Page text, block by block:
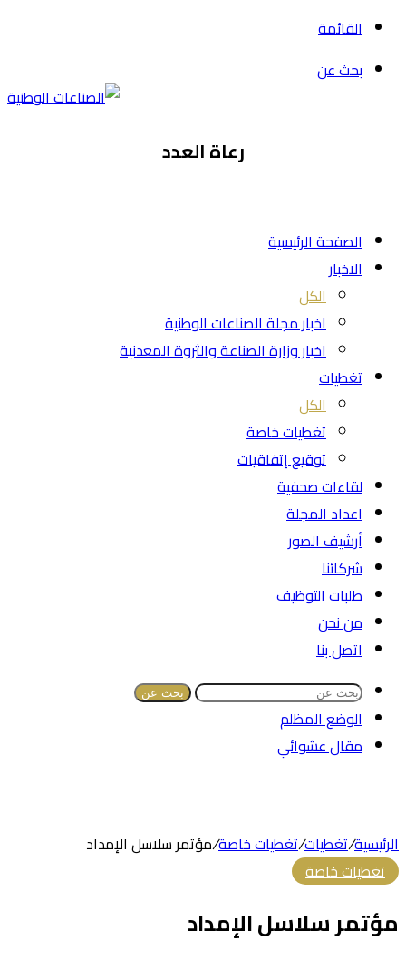
القائمة
بحث عن
رعاة العدد
الصفحة الرئيسية
الاخبار
الكل
اخبار مجلة الصناعات الوطنية
اخبار وزارة الصناعة والثروة المعدنية
تغطيات
الكل
تغطيات خاصة
توقيع إتفاقيات
لقاءات صحفية
اعداد المجلة
أرشيف الصور
شركائنا
طلبات التوظيف
من نحن
اتصل بنا
بحث عن
الوضع المظلم
مقال عشوائي
الرئيسية/تغطيات/تغطيات خاصة/مؤتمر سلاسل الإمداد
تغطيات خاصة
مؤتمر سلاسل الإمداد